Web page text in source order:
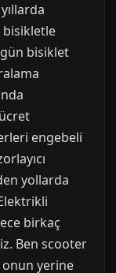
bisikletle
bisiklet
engebeli
yollarda
birkaç
Ben scooter
onun yerine